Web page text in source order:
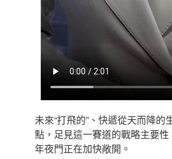
未來“打飛的”、快遞從天而降
點，足見這一賽道的戰略主要
年夜門正在加快敞開。